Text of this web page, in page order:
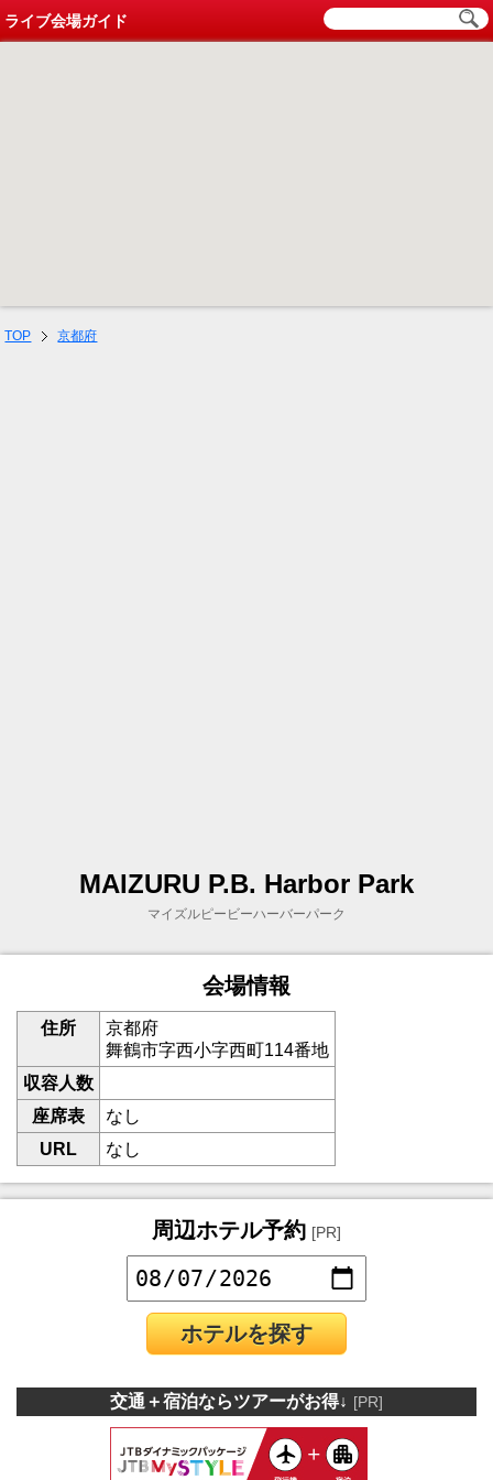
ライブ会場ガイド
TOP 京都府
MAIZURU P.B. Harbor Park
マイズルピービーハーバーパーク
会場情報
住所
京都府
舞鶴市字西小字西町114番地
収容人数
座席表
なし
URL
なし
周辺ホテル予約 [PR]
ホテルを探す
交通＋宿泊ならツアーがお得↓ [PR]